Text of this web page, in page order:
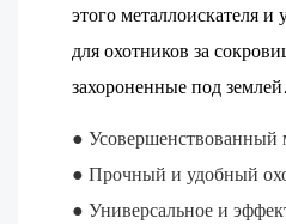
этого металлоискателя
для охотников за
захороненные под землей.
● Усовершенствованный
● Прочный и удобный
● Универсальное и